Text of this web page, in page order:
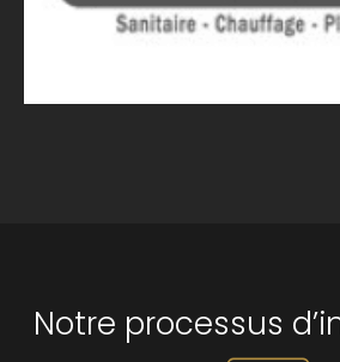
Notre processus